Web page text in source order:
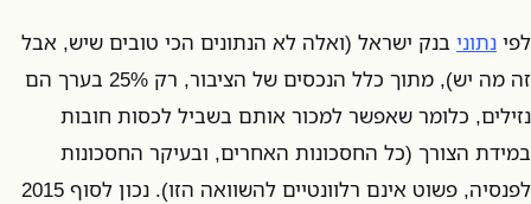
לפי נתוני בנק ישראל (ואלה לא הנתונים הכי טובים שיש, אבל
זה מה יש), מתוך כלל הנכסים של הציבור, רק 25% בערך הם
נזילים, כלומר שאפשר למכור אותם בשביל לכסות חובות
במידת הצורך (כל החסכונות האחרים, ובעיקר החסכונות
לפנסיה, פשוט אינם רלוונטיים להשוואה הזו). נכון לסוף 2015